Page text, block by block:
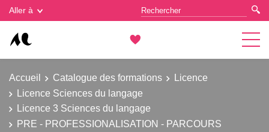
Aller à
Accueil Catalogue des formations
Licence
Licence Sciences du langage
Licence 3 Sciences du langage
PRE - PROFESSIONALISATION - PARCOURS
Gestion des cookies